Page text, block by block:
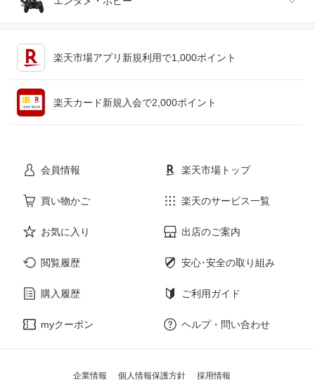
サービス・リフォーム
楽器・音響機器
楽天市場アプリ新規利用で1,000ポイント
楽天カード新規入会で2,000ポイント
会員情報 楽天市場トップ
買い物かご 楽天のサービス一覧
お気に入り 出店のご案内
閲覧履歴 安心･安全の取り組み
購入履歴 ご利用ガイド
myクーポン ヘルプ・問い合わせ
企業情報 個人情報保護方針 採用情報